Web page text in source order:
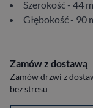
Szerokość - 44
Głębokość - 90
Zamów z dostawą
Zamów drzwi z
bez stresu